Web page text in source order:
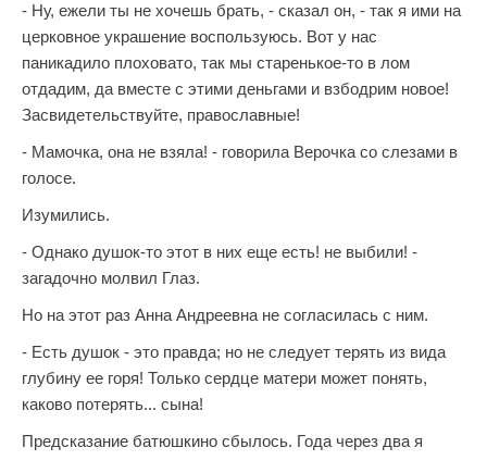
- Ну, ежели ты не хочешь брать, - сказал он, - так я ими на
церковное украшение воспользуюсь. Вот у нас
паникадило плоховато, так мы старенькое-то в лом
отдадим, да вместе с этими деньгами и взбодрим новое!
Засвидетельствуйте, православные!
- Мамочка, она не взяла! - говорила Верочка со слезами в
голосе.
Изумились.
- Однако душок-то этот в них еще есть! не выбили! -
загадочно молвил Глаз.
Но на этот раз Анна Андреевна не согласилась с ним.
- Есть душок - это правда; но не следует терять из вида
глубину ее горя! Только сердце матери может понять,
каково потерять... сына!
Предсказание батюшкино сбылось. Года через два я